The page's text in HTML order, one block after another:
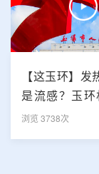
【这玉环】发
是流感？玉
出“元凶”，竟
浏览 3738次